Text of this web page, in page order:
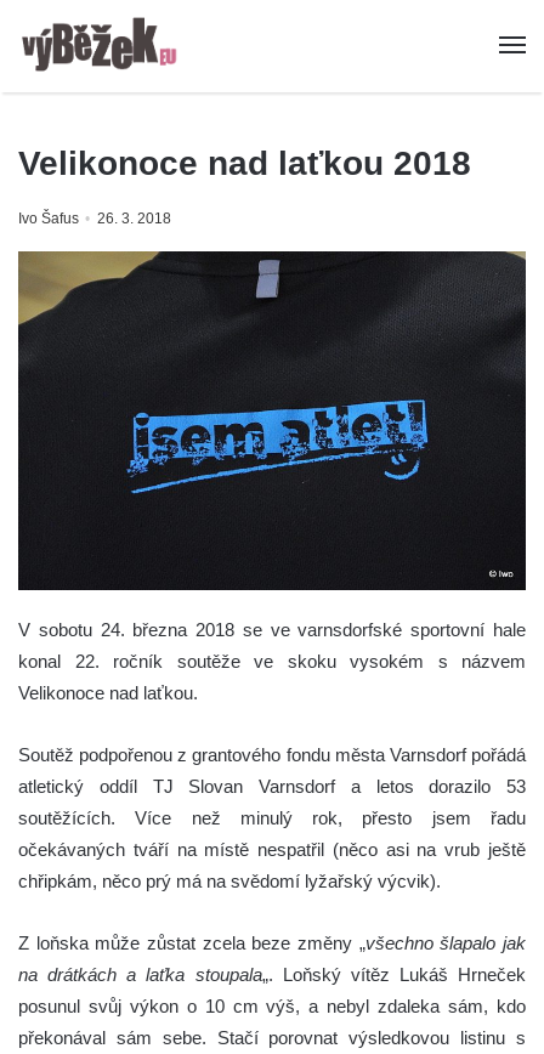
Velikonoce nad laťkou 2018
Ivo Šafus 26. 3. 2018
V sobotu 24. března 2018 se ve varnsdorfské sportovní hale
konal 22. ročník soutěže ve skoku vysokém s názvem
Velikonoce nad laťkou.
Soutěž podpořenou z grantového fondu města Varnsdorf pořádá
atletický oddíl TJ Slovan Varnsdorf a letos dorazilo 53
soutěžících. Více než minulý rok, přesto jsem řadu
očekávaných tváří na místě nespatřil (něco asi na vrub ještě
chřipkám, něco prý má na svědomí lyžařský výcvik).
Z loňska může zůstat zcela beze změny „všechno šlapalo jak
na drátkách a laťka stoupala„. Loňský vítěz Lukáš Hrneček
posunul svůj výkon o 10 cm výš, a nebyl zdaleka sám, kdo
překonával sám sebe. Stačí porovnat výsledkovou listinu s